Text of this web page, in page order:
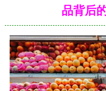
品背后